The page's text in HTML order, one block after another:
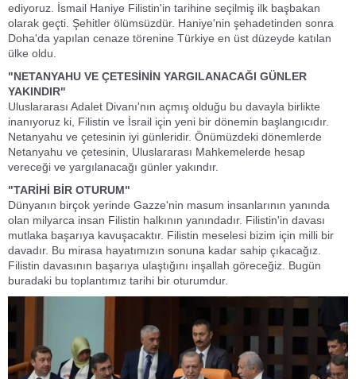
ediyoruz. İsmail Haniye Filistin'in tarihine seçilmiş ilk başbakan
olarak geçti. Şehitler ölümsüzdür. Haniye'nin şehadetinden sonra
Doha'da yapılan cenaze törenine Türkiye en üst düzeyde katılan
ülke oldu.
"NETANYAHU VE ÇETESİNİN YARGILANACAĞI GÜNLER
YAKINDIR"
Uluslararası Adalet Divanı'nın açmış olduğu bu davayla birlikte
inanıyoruz ki, Filistin ve İsrail için yeni bir dönemin başlangıcıdır.
Netanyahu ve çetesinin iyi günleridir. Önümüzdeki dönemlerde
Netanyahu ve çetesinin, Uluslararası Mahkemelerde hesap
vereceği ve yargılanacağı günler yakındır.
"TARİHİ BİR OTURUM"
Dünyanın birçok yerinde Gazze'nin masum insanlarının yanında
olan milyarca insan Filistin halkının yanındadır. Filistin'in davası
mutlaka başarıya kavuşacaktır. Filistin meselesi bizim için milli bir
davadır. Bu mirasa hayatımızın sonuna kadar sahip çıkacağız.
Filistin davasının başarıya ulaştığını inşallah göreceğiz. Bugün
buradaki bu toplantımız tarihi bir oturumdur.